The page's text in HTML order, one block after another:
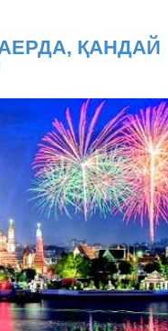
ҚАНДАЙ